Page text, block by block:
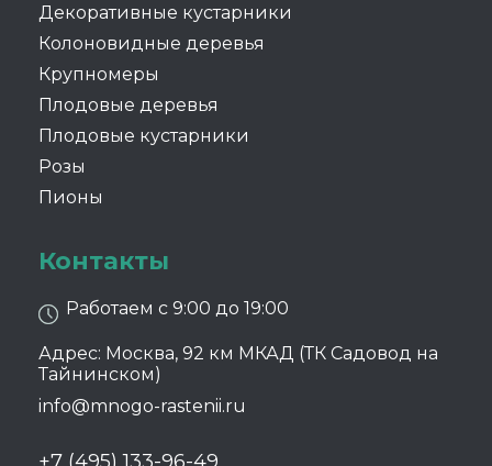
Декоративные кустарники
Колоновидные деревья
Крупномеры
Плодовые деревья
Плодовые кустарники
Розы
Пионы
Контакты
Работаем с 9:00 до 19:00
Адрес: Москва, 92 км МКАД (ТК Садовод на
Тайнинском)
info@mnogo-rastenii.ru